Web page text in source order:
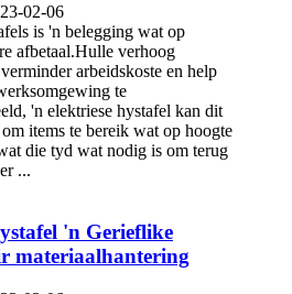
02-06
is 'n belegging wat op
afbetaal.Hulle verhoog
arbeidskoste en help
te
'n elektriese hystafel kan dit
items te bereik wat op hoogte
die tyd wat nodig is om terug
...
'n Gerieflike
materiaalhantering